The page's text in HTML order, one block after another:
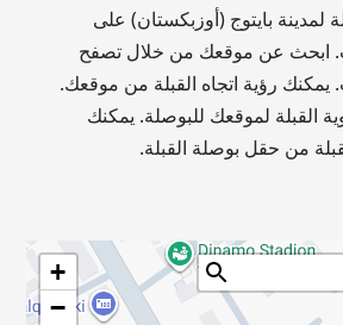
لمدينة بايتوج (أوزبكستان) على
ابحث عن موقعك من خلال تصفح
يمكنك رؤية اتجاه القبلة من موقعك.
القبلة لموقعك للبوصلة. يمكنك
من حقل بوصلة القبلة.
+
−